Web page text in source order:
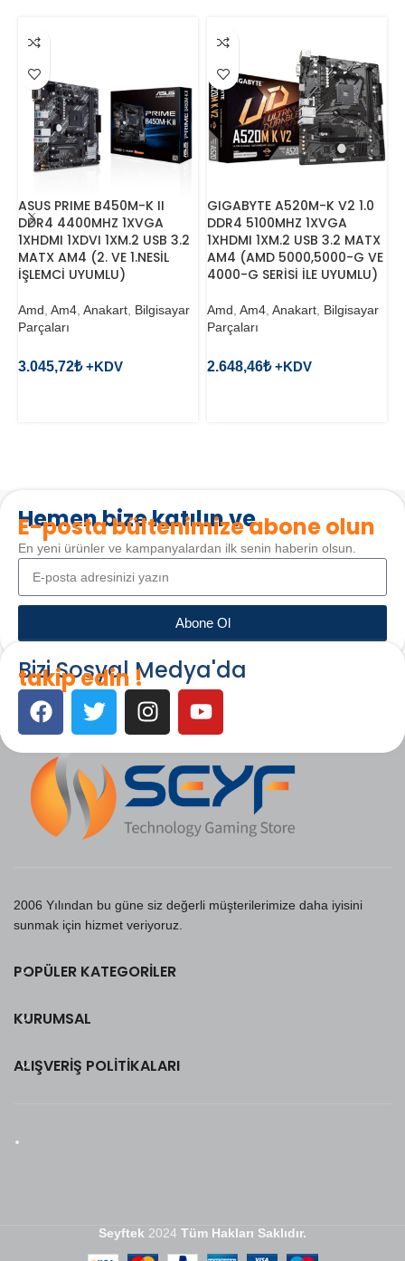
ASUS PRIME B450M-K II
DDR4 4400MHZ 1XVGA
1XHDMI 1XDVI 1XM.2 USB 3.2
MATX AM4 (2. VE 1.NESİL
İŞLEMCİ UYUMLU)
Amd ,Am4 ,Anakart Bilgisayar
Parçaları
3.045,72₺
GIGABYTE A520M-K V2 1.0
DDR4 5100MHZ 1XVGA
1XHDMI 1XM.2 USB 3.2 MATX
AM4 (AMD 5000,5000-G VE
4000-G SERİSİ İLE UYUMLU)
Amd Am4 Anakart Bilgisayar
Parçaları
2.648,46₺
Hemen bize katılın ve
E-posta bültenimize abone olun
En yeni ürünler ve kampanyalardan ilk senin haberin olsun.
Abone Ol
Bizi Sosyal Medya'da
takip edin !
2006 Yılından bu güne siz değerli müşterilerimize daha iyisini
sunmak için hizmet veriyoruz.
POPÜLER KATEGORILER
KURUMSAL
ALIŞVERIŞ POLITIKALARI
Seyftek 2024 Tüm Hakları Saklıdır.